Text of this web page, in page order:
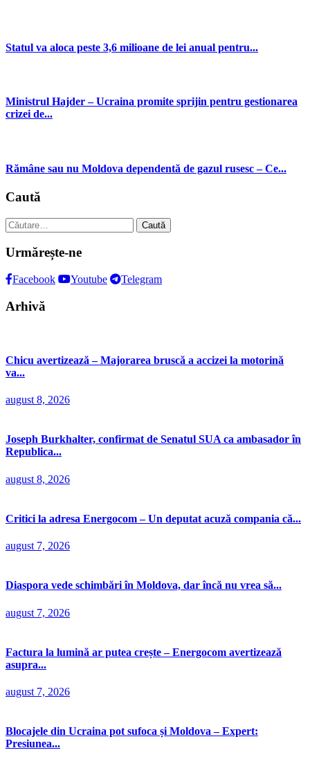
Statul va aloca peste 3,6 milioane de lei anual pentru...
Ministrul Hajder – Ucraina promite sprijin pentru gestionarea
crizei de...
Rămâne sau nu Moldova dependentă de gazul rusesc – Ce...
Caută
Caută
după:
Urmărește-ne
Facebook Youtube Telegram
Arhivă
Chicu avertizează – Majorarea bruscă a accizei la motorină
va...
august 8, 2026
Joseph Burkhalter, confirmat de Senatul SUA ca ambasador în
Republica...
august 8, 2026
Critici la adresa Energocom – Un deputat acuză compania că...
august 7, 2026
Diaspora vede schimbări în Moldova, dar încă nu vrea să...
august 7, 2026
Factura la lumină ar putea crește – Energocom avertizează
asupra...
august 7, 2026
Blocajele din Ucraina pot sufoca și Moldova – Expert:
Presiunea...